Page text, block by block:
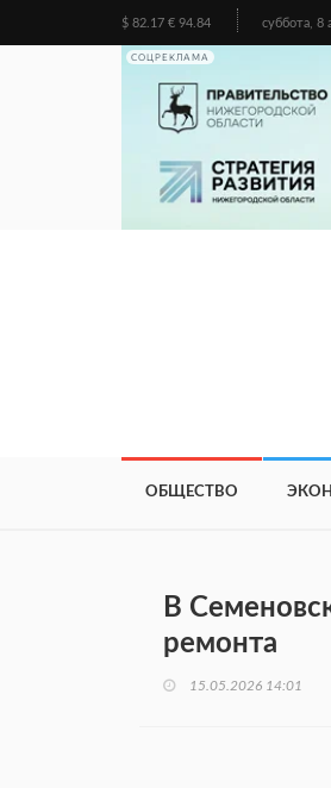
$ 82.17 € 94.84 суббота, 8
СОЦРЕКЛАМА
ОБЩЕСТВО
В
ремонта
15.05.2026 14:01